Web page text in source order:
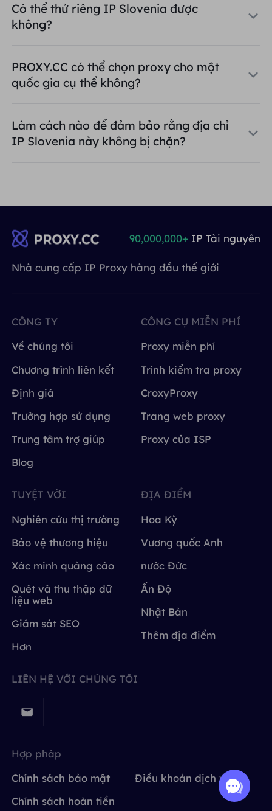
Có thể thử riêng IP Slovenia được
không?
PROXY.CC có thể chọn proxy cho một
quốc gia cụ thể không?
Làm cách nào để đảm bảo rằng địa chỉ
IP Slovenia này không bị chặn?
Nhà cung cấp IP Proxy hàng đầu thế giới
90,000,000+ IP Tài nguyên
CÔNG TY
Về chúng tôi
Chương trình liên kết
Định giá
Trường hợp sử dụng
Trung tâm trợ giúp
Blog
CÔNG CỤ MIỄN PHÍ
Proxy miễn phí
Trình kiểm tra proxy
CroxyProxy
Trang web proxy
Proxy của ISP
TUYỆT VỜI
Nghiên cứu thị trường
Bảo vệ thương hiệu
Xác minh quảng cáo
Quét và thu thập dữ
liệu web
Giám sát SEO
Hơn
ĐỊA ĐIỂM
Hoa Kỳ
Vương quốc Anh
nước Đức
Ấn Độ
Nhật Bản
Thêm địa điểm
LIÊN HỆ VỚI CHÚNG TÔI
Hợp pháp
Chính sách bảo mật
Điều khoản dịch vụ
Chính sách hoàn tiền